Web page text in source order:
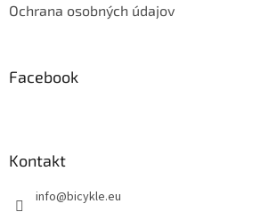
Ochrana osobných údajov
Facebook
Kontakt
info@bicykle.eu